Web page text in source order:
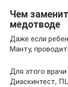
Чем
медотводе
Даже если
Манту,
Для этого
Диаскинтест,